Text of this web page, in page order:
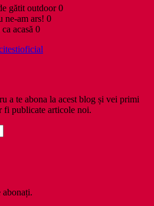
gătit outdoor 0
ne-am ars! 0
acasă 0
a te abona la acest blog și vei primi
publicate articole noi.